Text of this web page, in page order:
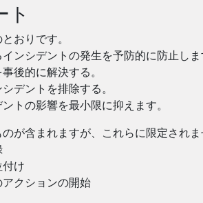
ト
おりです。
ンシデントの発生を予防的に防止しま
後的に解決する。
デントを排除する。
トの影響を最小限に抑えます。
が含まれますが、これらに限定されま
け
クションの開始